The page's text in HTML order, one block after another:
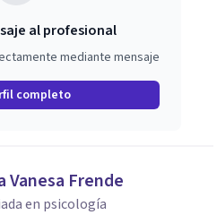
al profesional
mediante mensaje
completo
Vanesa Frende
en psicología